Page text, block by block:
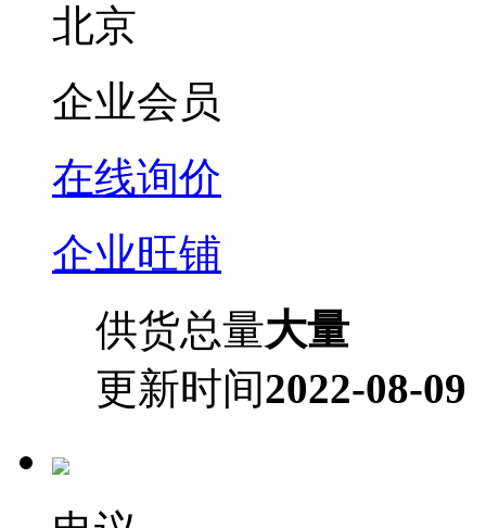
北京
企业会员
在线询价
企业旺铺
供货总量大量
更新时间2022-08-09